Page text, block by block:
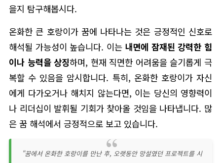
을지 탐구해봅시다.
온화한 큰 호랑이가 꿈에 나타나는 것은 긍정적인 신호로
해석될 가능성이 높습니다. 이는 내면에 잠재된 강력한 힘
이나 능력을 상징하며, 현재 직면한 어려움을 슬기롭게 극
복할 수 있음을 암시합니다. 특히, 온화한 호랑이가 자신
에게 다가오거나 해치지 않는다면, 이는 당신의 영향력이
나 리더십이 발휘될 기회가 찾아올 것임을 나타냅니다. 많
은 꿈 해석에서 긍정적으로 보고 있습니다.
"꿈에서 온화한 호랑이를 만난 후, 오랫동안 망설였던 프로젝트를 시